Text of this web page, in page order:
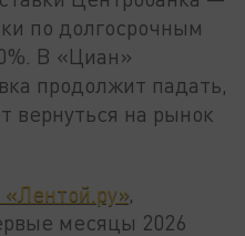
по долгосрочным
В «Циан»
продолжит падать,
вернуться на рынок
,
месяцы 2026